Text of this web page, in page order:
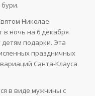
Николае
в ночь на 6 декабря
детям подарки. Эта
праздничных
Санта-Клауса
в виде мужчины с